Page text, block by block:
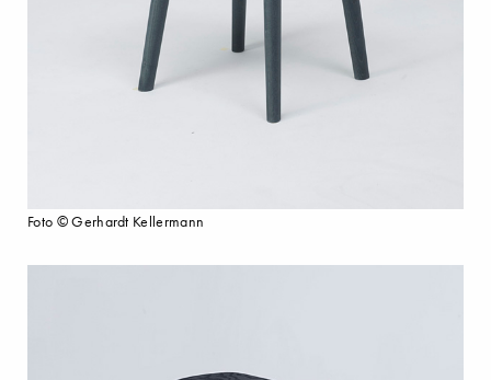
Foto © Gerhardt Kellermann